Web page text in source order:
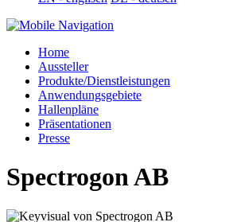
Home
Aussteller
Produkte/Dienstleistungen
Anwendungsgebiete
Hallenpläne
Präsentationen
Presse
Spectrogon AB